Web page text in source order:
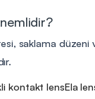
saklama
kontakt lensEla